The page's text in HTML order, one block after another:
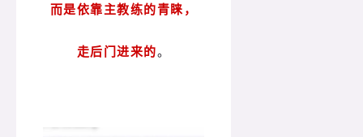
而是依靠主教练的青睐，
走后门进来的。